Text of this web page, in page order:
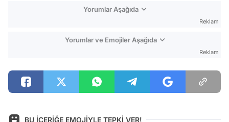
Yorumlar Aşağıda
Reklam
Yorumlar ve Emojiler Aşağıda
Reklam
BU İÇERİĞE EMOJİYLE TEPKİ VER!